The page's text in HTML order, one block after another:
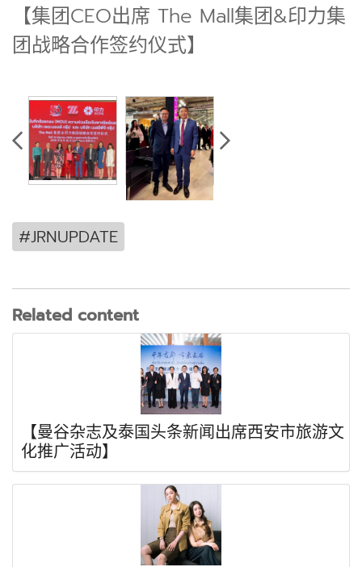
【集团CEO出席 The Mall集团&印力集
团战略合作签约仪式】
#JRNUPDATE
Related content
【曼谷杂志及泰国头条新闻出席西安市旅游文
化推广活动】